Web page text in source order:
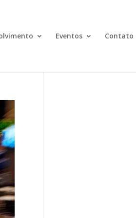
Eventos Contato